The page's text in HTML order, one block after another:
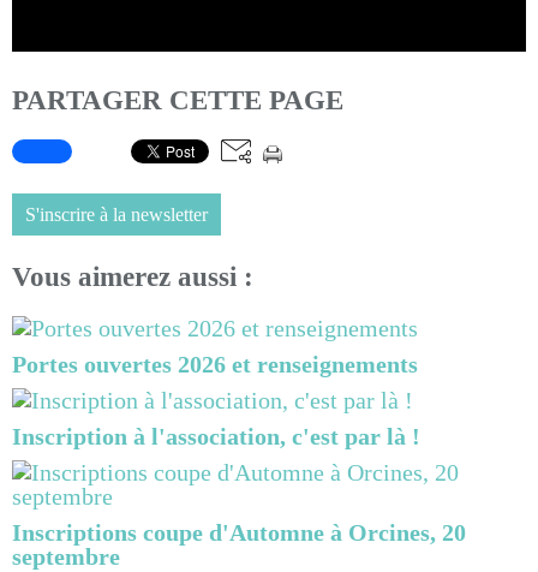
PARTAGER CETTE PAGE
S'inscrire à la newsletter
Vous aimerez aussi :
Portes ouvertes 2026 et renseignements
Inscription à l'association, c'est par là !
Inscriptions coupe d'Automne à Orcines, 20
septembre